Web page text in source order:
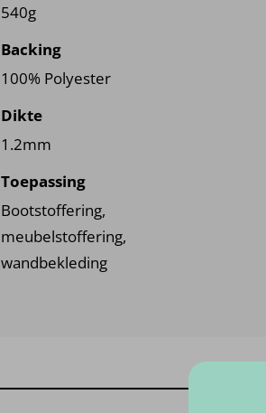
540g
Backing
100% Polyester
Dikte
1.2mm
Toepassing
Bootstoffering,
meubelstoffering,
wandbekleding